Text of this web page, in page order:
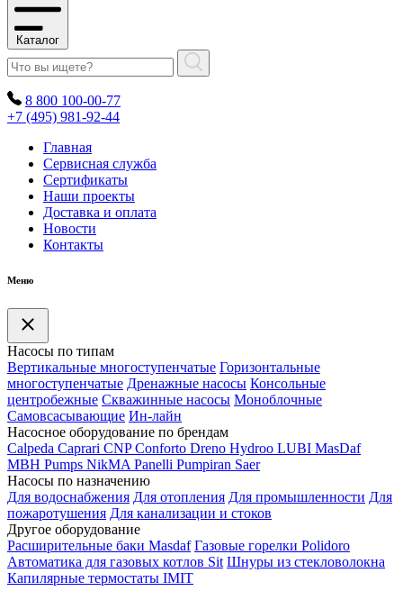
Каталог
8 800 100-00-77
+7 (495) 981-92-44
Главная
Сервисная служба
Сертификаты
Наши проекты
Доставка и оплата
Новости
Контакты
Меню
Насосы по типам
Вертикальные многоступенчатые Горизонтальные
многоступенчатые Дренажные насосы Консольные
центробежные Скважинные насосы Моноблочные
Самовсасывающие Ин-лайн
Насосное оборудование по брендам
Calpeda Caprari CNP Conforto Dreno Hydroo LUBI MasDaf
MBH Pumps NikMA Panelli Pumpiran Saer
Насосы по назначению
Для водоснабжения Для отопления Для промышленности Для
пожаротушения Для канализации и стоков
Другое оборудование
Расширительные баки Masdaf Газовые горелки Polidoro
Автоматика для газовых котлов Sit Шнуры из стекловолокна
Капилярные термостаты IMIT